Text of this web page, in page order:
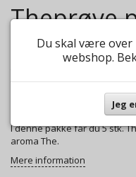
Theprøve
aroma The
65,00 DKK
I denne pakke får du 5 stk.
aroma The.
Mere information
Du skal være over
webshop.
Jeg